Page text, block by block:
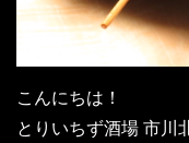
こんにちは！
とりいちず酒場 市川